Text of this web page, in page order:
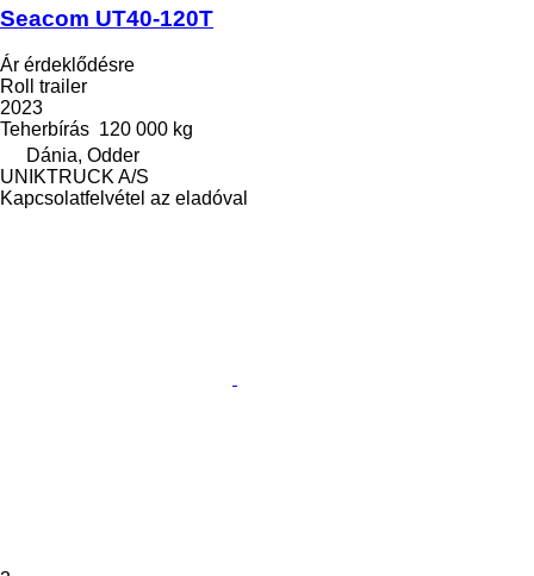
Seacom UT40-120T
Ár érdeklődésre
Roll trailer
2023
Teherbírás 120 000 kg
Dánia, Odder
UNIKTRUCK A/S
Kapcsolatfelvétel az eladóval